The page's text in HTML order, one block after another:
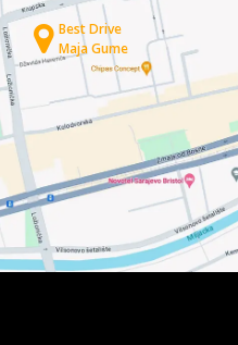
Best Drive
Maja Gume